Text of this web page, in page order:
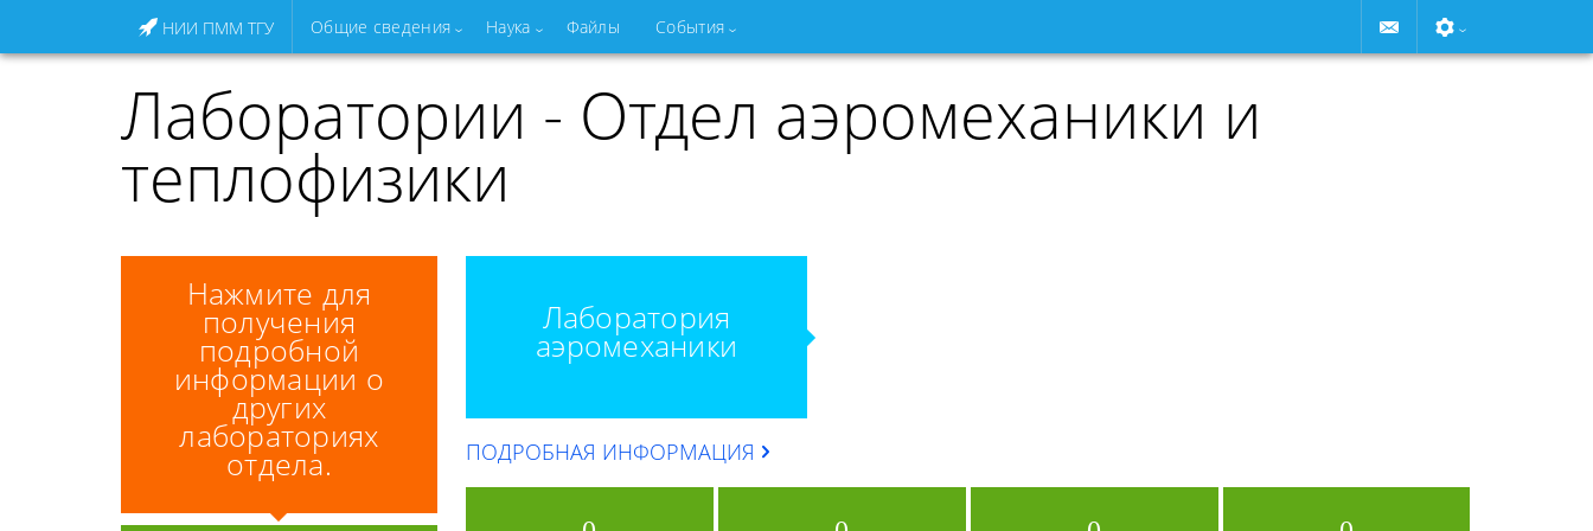
НИИ ПММ ТГУ Общие сведения Наука Файлы События
Лаборатории - Отдел аэромеханики и
теплофизики
Нажмите для
получения
подробной
информации о
других
лабораториях
отдела.
Лаборатория
аэромеханики
ПОДРОБНАЯ ИНФОРМАЦИЯ